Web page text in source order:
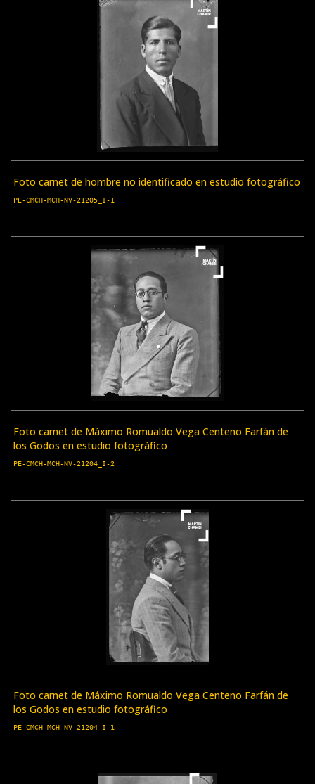
Foto carnet de hombre no identificado en estudio fotográfico
PE-CMCH-MCH-NV-21205_I-1
Foto carnet de Máximo Romualdo Vega Centeno Farfán de
los Godos en estudio fotográfico
PE-CMCH-MCH-NV-21204_I-2
Foto carnet de Máximo Romualdo Vega Centeno Farfán de
los Godos en estudio fotográfico
PE-CMCH-MCH-NV-21204_I-1